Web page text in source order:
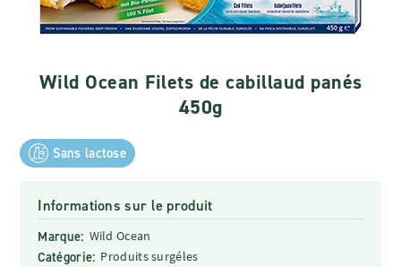
Wild Ocean Filets de cabillaud panés
450g
Sans lactose
Informations sur le produit
Marque: Wild Ocean
Catégorie: Produits surgéles